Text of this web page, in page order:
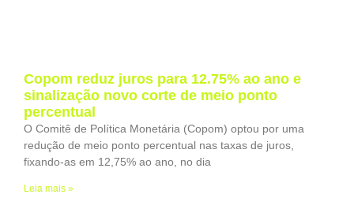
Copom reduz juros para 12.75% ao ano e
sinalização novo corte de meio ponto
percentual
O Comitê de Política Monetária (Copom) optou por uma
redução de meio ponto percentual nas taxas de juros,
fixando-as em 12,75% ao ano, no dia
Leia mais »